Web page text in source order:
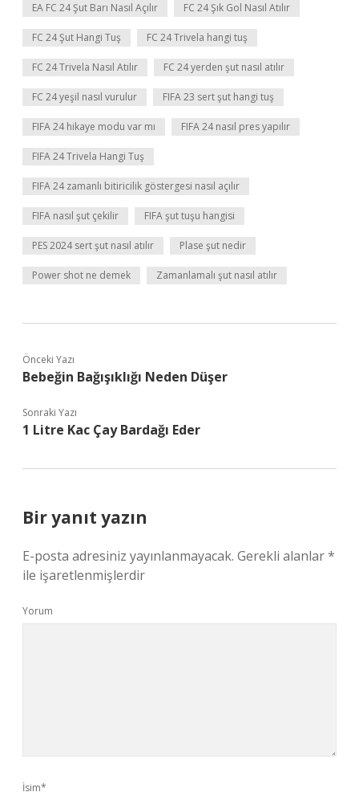
EA FC 24 Şut Barı Nasıl Açılır FC 24 Şık Gol Nasıl Atılır
FC 24 Şut Hangi Tuş FC 24 Trivela hangi tuş
FC 24 Trivela Nasıl Atılır FC 24 yerden şut nasıl atılır
FC 24 yeşil nasıl vurulur FIFA 23 sert şut hangi tuş
FIFA 24 hikaye modu var mı FIFA 24 nasıl pres yapılır
FIFA 24 Trivela Hangi Tuş
FIFA 24 zamanlı bitiricilik göstergesi nasıl açılır
FIFA nasıl şut çekilir FIFA şut tuşu hangisi
PES 2024 sert şut nasıl atılır Plase şut nedir
Power shot ne demek Zamanlamalı şut nasıl atılır
Önceki Yazı
Bebeğin Bağışıklığı Neden Düşer
Sonraki Yazı
1 Litre Kac Çay Bardağı Eder
Bir yanıt yazın
E-posta adresiniz yayınlanmayacak. Gerekli alanlar*
ile işaretlenmişlerdir
Yorum
İsim*